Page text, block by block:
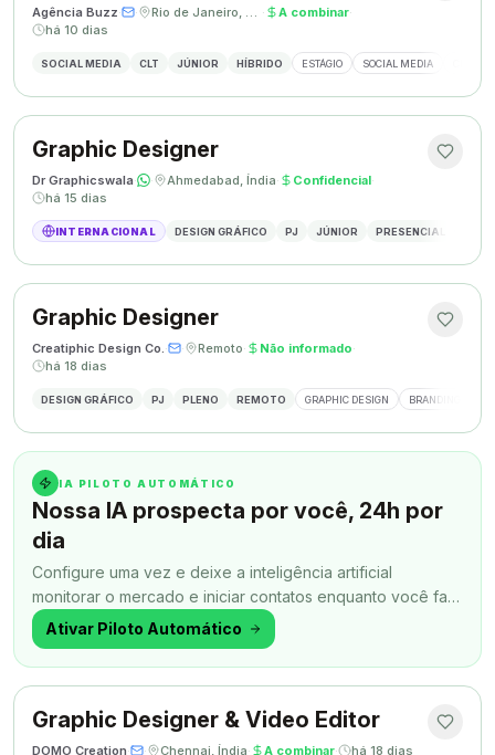
Agência Buzz· · Rio de Janeiro, Brasil · A combinar·
há 10 dias
SOCIAL MEDIA CLT JÚNIOR HÍBRIDO ESTÁGIO SOCIAL MEDIA
Graphic Designer
Dr Graphicswala· · Ahmedabad, Índia· Confidencial·
há 15 dias
INTERNACIONAL DESIGN GRÁFICO PJ JÚNIOR PRESENCIAL
Graphic Designer
Creatiphic Design Co.· · Remoto· Não informado·
há 18 dias
DESIGN GRÁFICO PJ PLENO REMOTO GRAPHIC DESIGN BRANDING
IA PILOTO AUTOMÁTICO
Nossa IA prospecta por você, 24h por
dia
Configure uma vez e deixe a inteligência artificial
monitorar o mercado e iniciar contatos enquanto você faz
outra coisa.
Ativar Piloto Automático
Graphic Designer & Video Editor
DOMO Creation· · Chennai, Índia· A combinar· há 18 dias